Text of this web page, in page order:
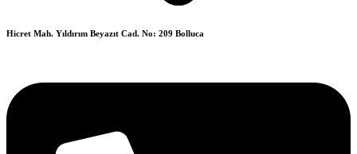
Hicret Mah. Yıldırım Beyazıt Cad. No: 209 Bolluca